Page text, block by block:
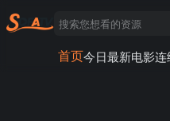
首页今日最新电影连